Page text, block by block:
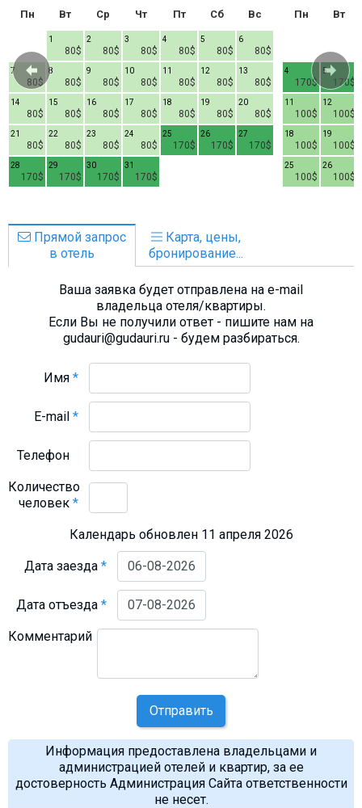
Пн Вт Ср Чт Пт Сб Вс
80$
1
80$
2
80$
3
80$
4
80$
5
80$
6
80$
7
80$
8
80$
9
80$
10
80$
11
80$
12
80$
13
80$
14
80$
15
80$
16
80$
17
80$
18
80$
19
80$
20
80$
21
80$
22
80$
23
80$
24
170$
25
170$
26
170$
27
170$
28
170$
29
170$
30
170$
31
Пн Вт
170$
4
170$
5
100$
11
100$
12
100$
18
100$
19
100$
25
100$
26
Прямой запрос
в отель
Карта, цены,
бронирование...
Ваша заявка будет отправлена на e-mail
владельца отеля/квартиры.
Если Вы не получили ответ - пишите нам на
gudauri@gudauri.ru - будем разбираться.
Имя*
E-mail*
Телефон
Количество
человек*
Календарь обновлен 11 апреля 2026
Дата заезда*
Дата отъезда*
Комментарий
Отправить
Информация предоставлена владельцами и
администрацией отелей и квартир, за ее
достоверность Администрация Сайта ответственности
не несет.